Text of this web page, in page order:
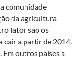
comunidade
da agricultura
fator são os
cair a partir de 2014.
outros países a